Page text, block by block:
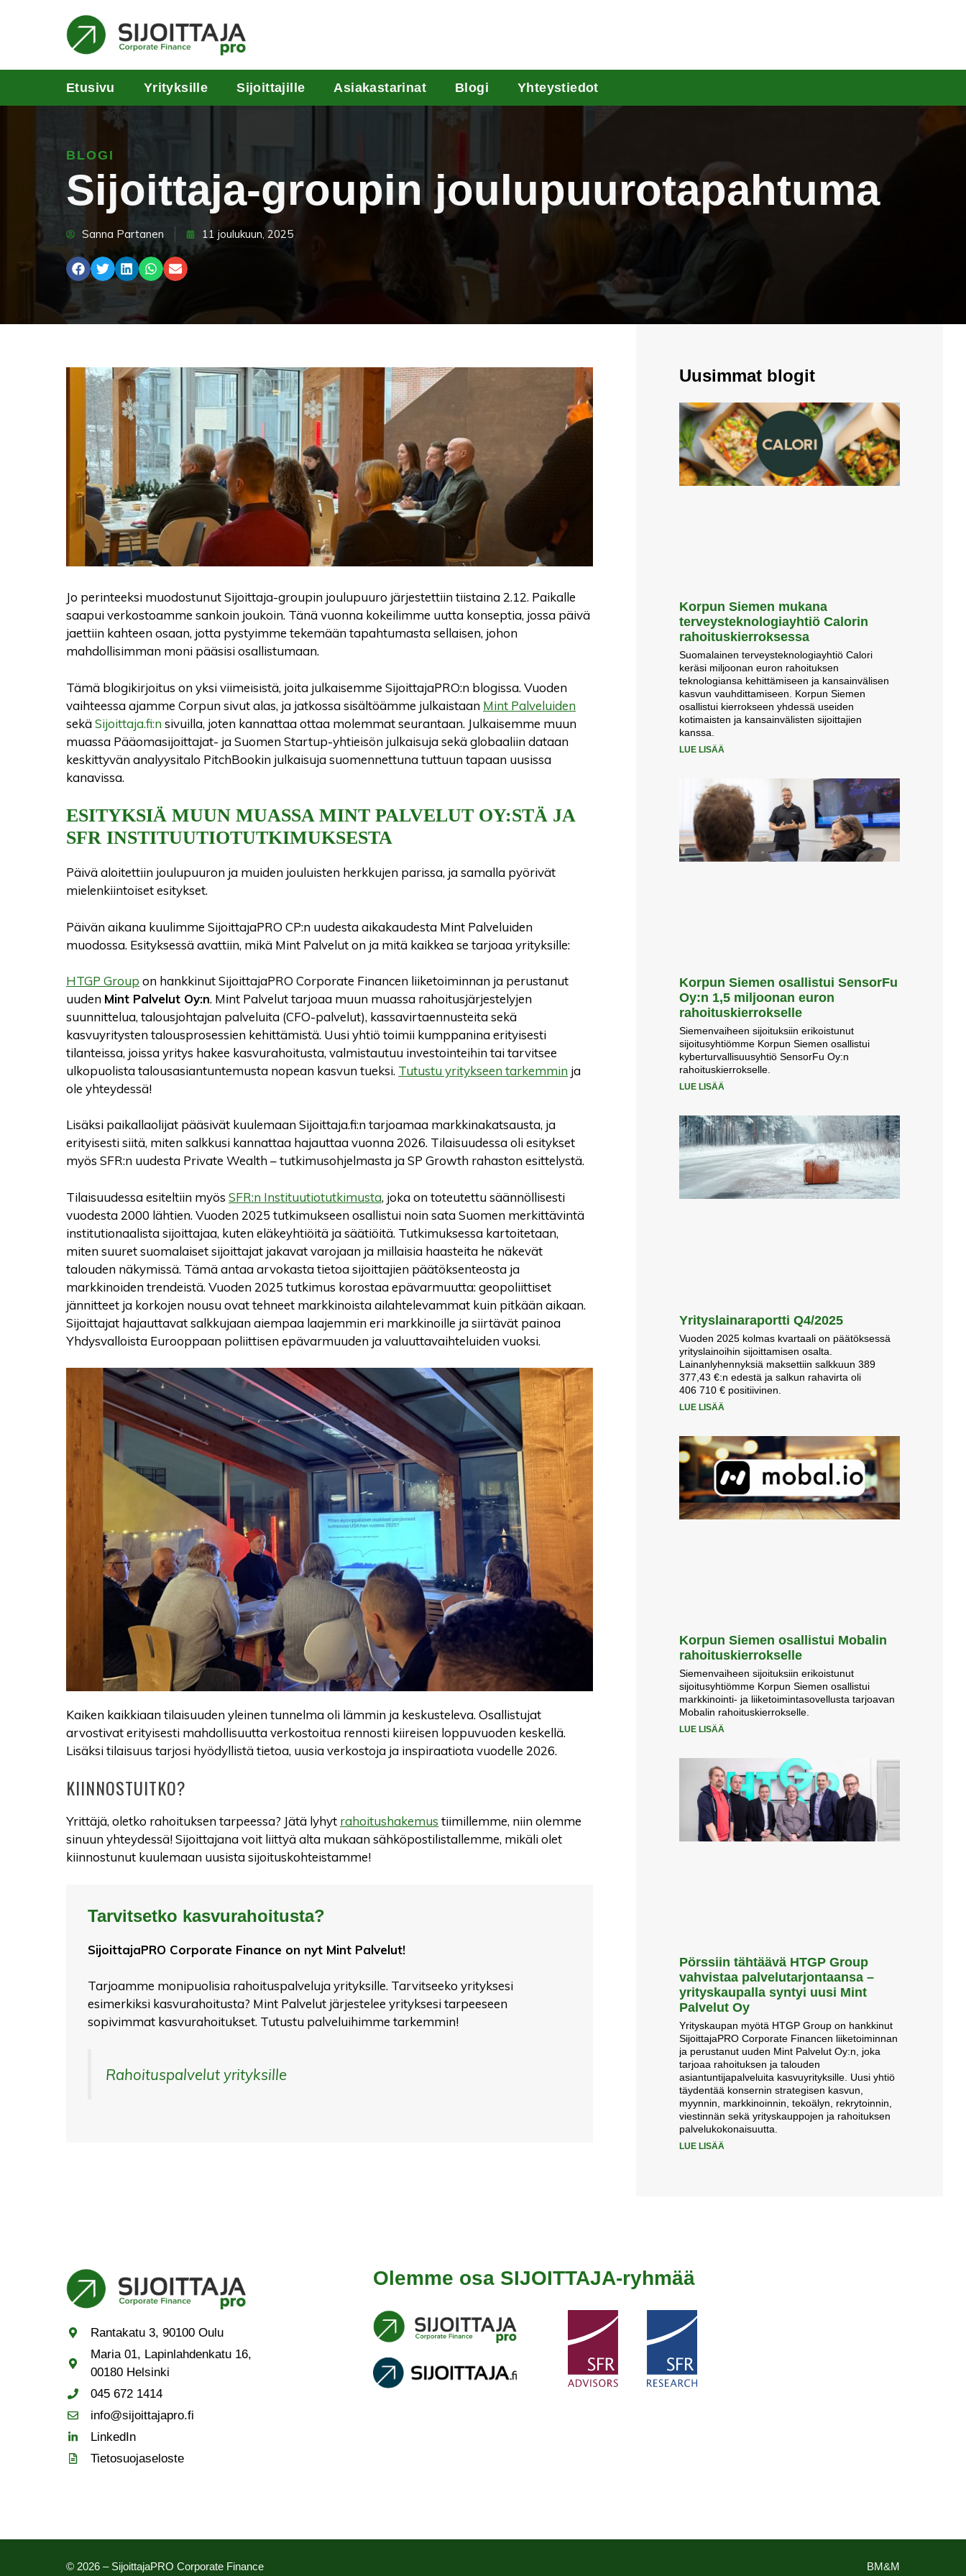
Etusivu Yrityksille Sijoittajille Asiakastarinat Blogi Yhteystiedot
BLOGI
Sijoittaja-groupin joulupuurotapahtuma
Sanna Partanen 11 joulukuun, 2025
Jo perinteeksi muodostunut Sijoittaja-groupin joulupuuro järjestettiin tiistaina 2.12. Paikalle
saapui verkostoamme sankoin joukoin. Tänä vuonna kokeilimme uutta konseptia, jossa päivä
jaettiin kahteen osaan, jotta pystyimme tekemään tapahtumasta sellaisen, johon
mahdollisimman moni pääsisi osallistumaan.
Tämä blogikirjoitus on yksi viimeisistä, joita julkaisemme SijoittajaPRO:n blogissa. Vuoden
vaihteessa ajamme Corpun sivut alas, ja jatkossa sisältöämme julkaistaan Mint Palveluiden
sekäSijoittaja.fi:n sivuilla, joten kannattaa ottaa molemmat seurantaan. Julkaisemme muun
muassa Pääomasijoittajat- ja Suomen Startup-yhtieisön julkaisuja sekä globaaliin dataan
keskittyvän analyysitalo PitchBookin julkaisuja suomennettuna tuttuun tapaan uusissa
kanavissa.
ESITYKSIÄ MUUN MUASSA MINT PALVELUT OY:STÄ JA
SFR INSTITUUTIOTUTKIMUKSESTA
Päivä aloitettiin joulupuuron ja muiden jouluisten herkkujen parissa, ja samalla pyörivät
mielenkiintoiset esitykset.
Päivän aikana kuulimme SijoittajaPRO CP:n uudesta aikakaudesta Mint Palveluiden
muodossa. Esityksessä avattiin, mikä Mint Palvelut on ja mitä kaikkea se tarjoaa yrityksille:
HTGP Group on hankkinut SijoittajaPRO Corporate Financen liiketoiminnan ja perustanut
uuden Mint Palvelut Oy:n. Mint Palvelut tarjoaa muun muassa rahoitusjärjestelyjen
suunnittelua, talousjohtajan palveluita (CFO-palvelut), kassavirtaennusteita sekä
kasvuyritysten talousprosessien kehittämistä. Uusi yhtiö toimii kumppanina erityisesti
tilanteissa, joissa yritys hakee kasvurahoitusta, valmistautuu investointeihin tai tarvitsee
ulkopuolista talousasiantuntemusta nopean kasvun tueksi. Tutustu yritykseen tarkemmin ja
ole yhteydessä!
Lisäksi paikallaolijat pääsivät kuulemaan Sijoittaja.fi:n tarjoamaa markkinakatsausta, ja
erityisesti siitä, miten salkkusi kannattaa hajauttaa vuonna 2026. Tilaisuudessa oli esitykset
myös SFR:n uudesta Private Wealth – tutkimusohjelmasta ja SP Growth rahaston esittelystä.
Tilaisuudessa esiteltiin myös SFR:n Instituutiotutkimusta, joka on toteutettu säännöllisesti
vuodesta 2000 lähtien. Vuoden 2025 tutkimukseen osallistui noin sata Suomen merkittävintä
institutionaalista sijoittajaa, kuten eläkeyhtiöitä ja säätiöitä. Tutkimuksessa kartoitetaan,
miten suuret suomalaiset sijoittajat jakavat varojaan ja millaisia haasteita he näkevät
talouden näkymissä. Tämä antaa arvokasta tietoa sijoittajien päätöksenteosta ja
markkinoiden trendeistä. Vuoden 2025 tutkimus korostaa epävarmuutta: geopoliittiset
jännitteet ja korkojen nousu ovat tehneet markkinoista ailahtelevammat kuin pitkään aikaan.
Sijoittajat hajauttavat salkkujaan aiempaa laajemmin eri markkinoille ja siirtävät painoa
Yhdysvalloista Eurooppaan poliittisen epävarmuuden ja valuuttavaihteluiden vuoksi.
Kaiken kaikkiaan tilaisuuden yleinen tunnelma oli lämmin ja keskusteleva. Osallistujat
arvostivat erityisesti mahdollisuutta verkostoitua rennosti kiireisen loppuvuoden keskellä.
Lisäksi tilaisuus tarjosi hyödyllistä tietoa, uusia verkostoja ja inspiraatiota vuodelle 2026.
KIINNOSTUITKO?
Yrittäjä, oletko rahoituksen tarpeessa? Jätä lyhyt rahoitushakemus tiimillemme, niin olemme
sinuun yhteydessä! Sijoittajana voit liittyä alta mukaan sähköpostilistallemme, mikäli olet
kiinnostunut kuulemaan uusista sijoituskohteistamme!
Tarvitsetko kasvurahoitusta?
SijoittajaPRO Corporate Finance on nyt Mint Palvelut!
Tarjoamme monipuolisia rahoituspalveluja yrityksille. Tarvitseeko yrityksesi
esimerkiksi kasvurahoitusta? Mint Palvelut järjestelee yrityksesi tarpeeseen
sopivimmat kasvurahoitukset. Tutustu palveluihimme tarkemmin!
Rahoituspalvelut yrityksille
Uusimmat blogit
Korpun Siemen mukana
terveysteknologiayhtiö Calorin
rahoituskierroksessa
Suomalainen terveysteknologiayhtiö Calori
keräsi miljoonan euron rahoituksen
teknologiansa kehittämiseen ja kansainvälisen
kasvun vauhdittamiseen. Korpun Siemen
osallistui kierrokseen yhdessä useiden
kotimaisten ja kansainvälisten sijoittajien
kanssa.
LUE LISÄÄ
Korpun Siemen osallistui SensorFu
Oy:n 1,5 miljoonan euron
rahoituskierrokselle
Siemenvaiheen sijoituksiin erikoistunut
sijoitusyhtiömme Korpun Siemen osallistui
kyberturvallisuusyhtiö SensorFu Oy:n
rahoituskierrokselle.
LUE LISÄÄ
Yrityslainaraportti Q4/2025
Vuoden 2025 kolmas kvartaali on päätöksessä
yrityslainoihin sijoittamisen osalta.
Lainanlyhennyksiä maksettiin salkkuun 389
377,43 €:n edestä ja salkun rahavirta oli
406 710 € positiivinen.
LUE LISÄÄ
Korpun Siemen osallistui Mobalin
rahoituskierrokselle
Siemenvaiheen sijoituksiin erikoistunut
sijoitusyhtiömme Korpun Siemen osallistui
markkinointi- ja liiketoimintasovellusta tarjoavan
Mobalin rahoituskierrokselle.
LUE LISÄÄ
Pörssiin tähtäävä HTGP Group
vahvistaa palvelutarjontaansa –
yrityskaupalla syntyi uusi Mint
Palvelut Oy
Yrityskaupan myötä HTGP Group on hankkinut
SijoittajaPRO Corporate Financen liiketoiminnan
ja perustanut uuden Mint Palvelut Oy:n, joka
tarjoaa rahoituksen ja talouden
asiantuntijapalveluita kasvuyrityksille. Uusi yhtiö
täydentää konsernin strategisen kasvun,
myynnin, markkinoinnin, tekoälyn, rekrytoinnin,
viestinnän sekä yrityskauppojen ja rahoituksen
palvelukokonaisuutta.
LUE LISÄÄ
Rantakatu 3, 90100 Oulu
Maria 01, Lapinlahdenkatu 16,
00180 Helsinki
045 672 1414
info@sijoittajapro.fi
LinkedIn
Tietosuojaseloste
Olemme osa SIJOITTAJA-ryhmää
© 2026 – SijoittajaPRO Corporate Finance BM&M